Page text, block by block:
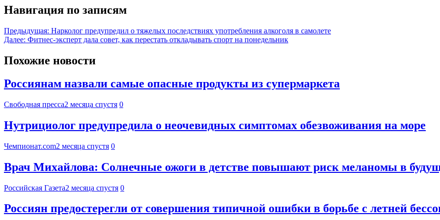
Навигация по записям
Предыдущая: Нарколог предупредил о тяжелых последствиях употребления алкоголя в самолете
Далее: Фитнес-эксперт дала совет, как перестать откладывать спорт на понедельник
Похожие новости
Россиянам назвали самые опасные продукты из супермаркета
Свободная пресса2 месяца спустя 0
Нутрициолог предупредила о неочевидных симптомах обезвоживания на море
Чемпионат.com2 месяца спустя 0
Врач Михайлова: Солнечные ожоги в детстве повышают риск меланомы в
Российская Газета2 месяца спустя 0
Россиян предостерегли от совершения типичной ошибки в борьбе с летней